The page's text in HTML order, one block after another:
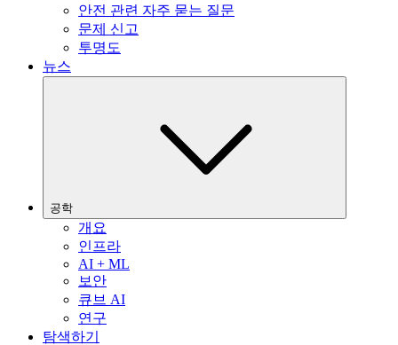
안전 관련 자주 묻는 질문
문제 신고
투명도
뉴스
공학
개요
인프라
AI + ML
보안
큐브 AI
연구
탐색하기